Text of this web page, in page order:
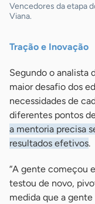
Vencedores da etapa
Viana.
Tração e Inovação
Segundo o analista
maior desafio dos
necessidades de
diferentes pontos
a mentoria precisa
resultados efetivos.
“A gente começou
testou de novo,
medida que a